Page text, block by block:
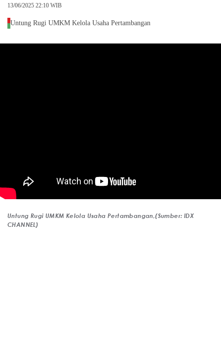
13/06/2025 22:10 WIB
Untung Rugi UMKM Kelola Usaha Pertambangan
Untung Rugi UMKM Kelola Usaha Pertambangan,(Sumber: IDX
CHANNEL)